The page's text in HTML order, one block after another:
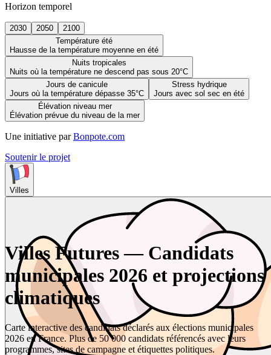
Horizon temporel
2030 2050
2100
Température été
Hausse de la température moyenne en été
Nuits tropicales
Nuits où la température ne descend pas sous 20°C
Jours de canicule
Jours où la température dépasse 35°C
Stress hydrique
Jours avec sol sec en été
Élévation niveau mer
Élévation prévue du niveau de la mer
Une initiative par Bonpote.com
Soutenir le projet
Villes
Villes Futures — Candidats
municipales 2026 et projections
climatiques
Carte interactive des candidats déclarés aux élections municipales
2026 en France. Plus de 50 000 candidats référencés avec leurs
programmes, sites de campagne et étiquettes politiques.